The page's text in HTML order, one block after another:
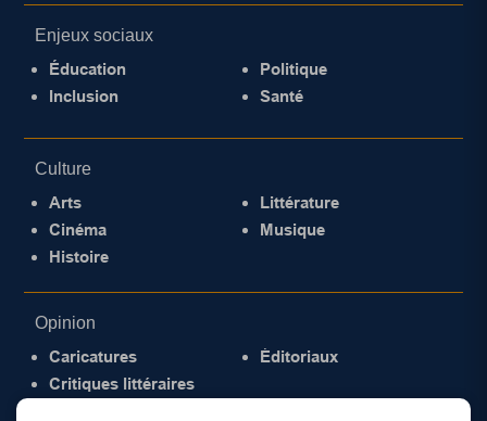
Enjeux sociaux
Éducation
Inclusion
Politique
Santé
Culture
Arts
Cinéma
Histoire
Littérature
Musique
Opinion
Caricatures
Critiques littéraires
Éditoriaux